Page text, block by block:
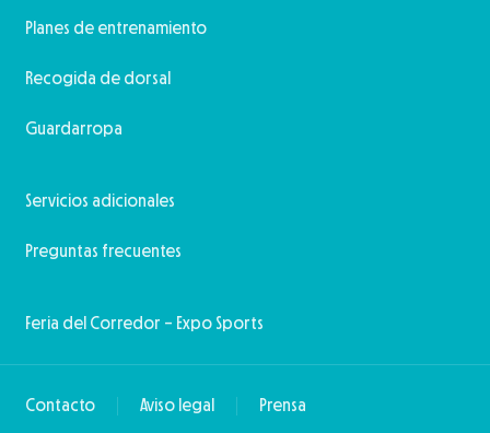
Planes de entrenamiento
Recogida de dorsal
Guardarropa
Servicios adicionales
Preguntas frecuentes
Feria del Corredor – Expo Sports
Contacto Aviso legal Prensa